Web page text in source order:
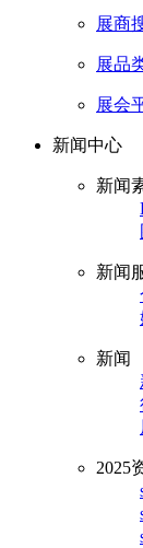
展商
展品
展会
新闻中心
新闻
新闻
新闻
2025